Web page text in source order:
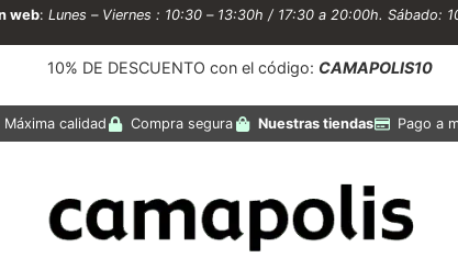
web: Lunes – Viernes : 10:30 – 13:30h / 17:30 a 20:00h. Sábado:
10% DE DESCUENTO con el código: CAMAPOLIS10
Máxima calidad Compra segura Nuestras tiendas Pago a